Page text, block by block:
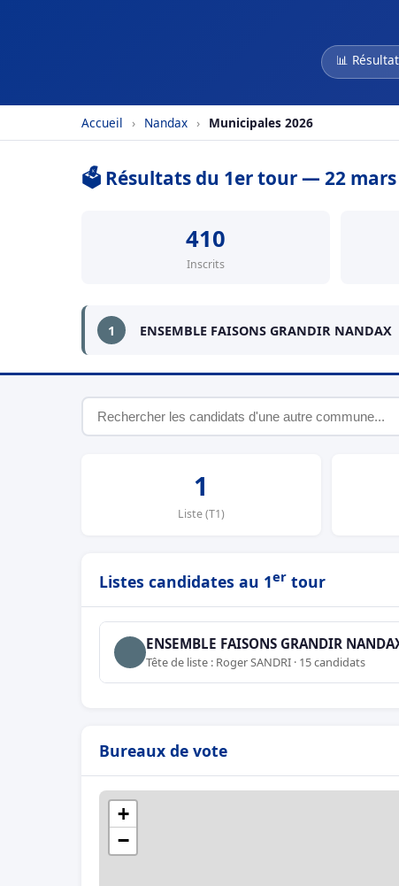
📊
Accueil › Nandax › Municipales 2026
🗳️ Résultats du 1er tour — 22 mars
410
Inscrits
1 ENSEMBLE FAISONS GRANDIR NANDAX
1
Liste (T1)
Listes candidates au 1er tour
ENSEMBLE FAISONS GRANDIR
Tête de liste : Roger SANDRI · 15 candidats
Bureaux de vote
+
−